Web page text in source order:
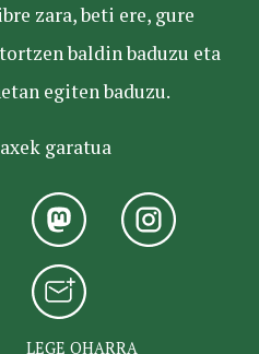
zara, beti ere, gure
baldin baduzu eta
egiten baduzu.
garatua
LEGE OHARRA